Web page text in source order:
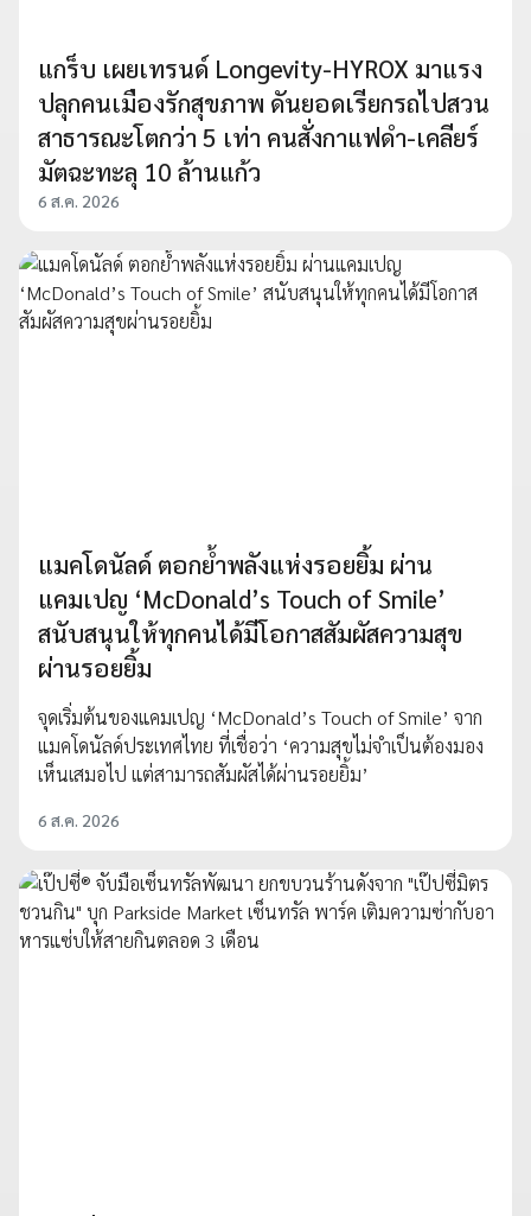
แกร็บ เผยเทรนด์ Longevity-HYROX มาแรง
ปลุกคนเมืองรักสุขภาพ ดันยอดเรียกรถไปสวน
สาธารณะโตกว่า 5 เท่า คนสั่งกาแฟดำ-เคลียร์
มัตฉะทะลุ 10 ล้านแก้ว
6 ส.ค. 2026
แมคโดนัลด์ ตอกย้ำพลังแห่งรอยยิ้ม ผ่าน
แคมเปญ ‘McDonald’s Touch of Smile’
สนับสนุนให้ทุกคนได้มีโอกาสสัมผัสความสุข
ผ่านรอยยิ้ม
จุดเริ่มต้นของแคมเปญ ‘McDonald’s Touch of Smile’ จาก
แมคโดนัลด์ประเทศไทย ที่เชื่อว่า ‘ความสุขไม่จำเป็นต้องมอง
เห็นเสมอไป แต่สามารถสัมผัสได้ผ่านรอยยิ้ม’
6 ส.ค. 2026